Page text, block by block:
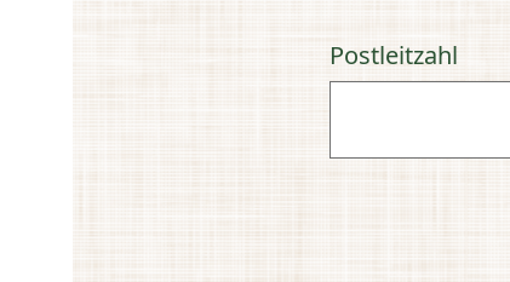
Postleitzahl